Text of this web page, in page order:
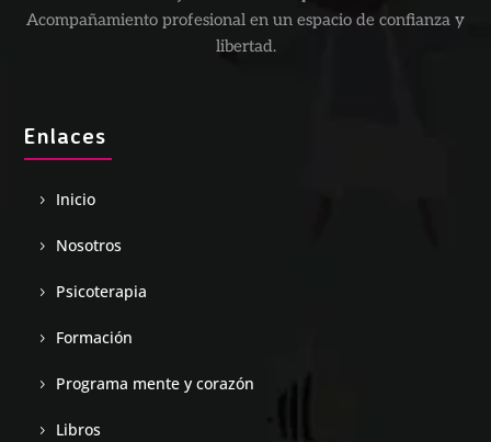
Acompañamiento profesional en un espacio de confianza y
libertad.
Enlaces
Inicio
Nosotros
Psicoterapia
Formación
Programa mente y corazón
Libros